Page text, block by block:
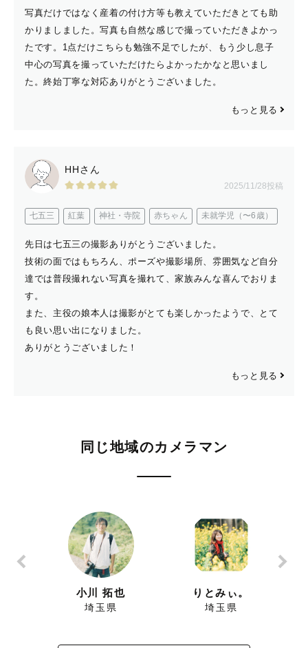
写真だけではなく産着の付け方等も教えていただきとても助
かりましました。写真も自然な感じで撮っていただきよかっ
たです。1点だけこちらも勉強不足でしたが、もう少し息子
中心の写真を撮っていただけたらよかったかなと思いまし
た。終始丁寧な対応ありがとうございました。
もっと見る
HHさん
2025/11/28投稿
七五三 紅葉 神社・寺院 赤ちゃん 未就学児（〜6歳）
先日は七五三の撮影ありがとうございました。
技術の面ではもちろん、ポーズや撮影場所、雰囲気など自分
達では普段撮れない写真を撮れて、家族みんな喜んでおりま
す。
また、主役の娘本人は撮影がとても楽しかったようで、とて
も良い思い出になりました。
ありがとうございました！
もっと見る
同じ地域のカメラマン
小川 拓也
埼玉県
りとみぃ。
埼玉県